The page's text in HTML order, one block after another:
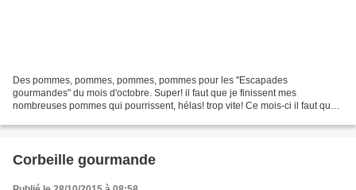
Des pommes, pommes, pommes, pommes pour les "Escapades
gourmandes" du mois d'octobre. Super! il faut que je finissent mes
nombreuses pommes qui pourrissent, hélas! trop vite! Ce mois-ci il faut que
Corbeille gourmande